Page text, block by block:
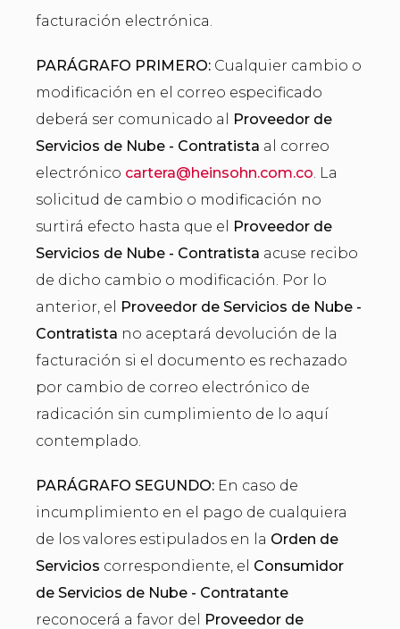
facturación electrónica.
PARÁGRAFO PRIMERO: Cualquier cambio o
modificación en el correo especificado
deberá ser comunicado al
Proveedor de
Servicios de Nube - Contratista al correo
electrónico cartera@heinsohn.com.co. La
solicitud de cambio o modificación no
surtirá efecto hasta que el
Proveedor de
Servicios de Nube - Contratista acuse recibo
de dicho cambio o modificación. Por lo
anterior, el
Proveedor de Servicios de Nube -
Contratista no aceptará devolución de la
facturación si el documento es rechazado
por cambio de correo electrónico de
radicación sin cumplimiento de lo aquí
contemplado.
PARÁGRAFO SEGUNDO: En caso de
incumplimiento en el pago de cualquiera
de los valores estipulados en la Orden de
Servicios correspondiente, el Consumidor
de Servicios de Nube - Contratante
reconocerá a favor del
Proveedor de